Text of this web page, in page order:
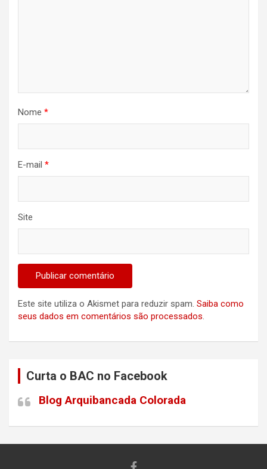
Nome *
E-mail *
Site
Este site utiliza o Akismet para reduzir spam. Saiba como
seus dados em comentários são processados
Curta o BAC no Facebook
Blog Arquibancada Colorada